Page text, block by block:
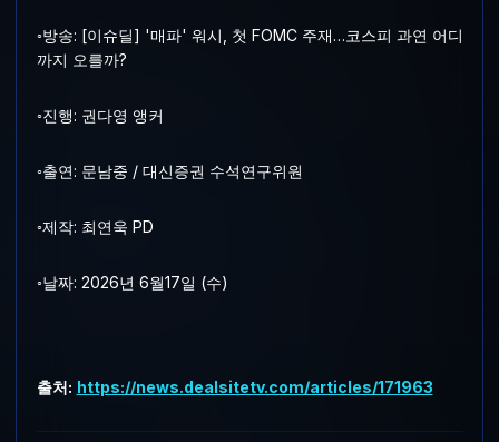
◦방송: [이슈딜] '매파' 워시, 첫 FOMC 주재…코스피 과연 어디
까지 오를까?
◦진행: 권다영 앵커
◦출연: 문남중 / 대신증권 수석연구위원
◦제작: 최연욱 PD
◦날짜: 2026년 6월17일 (수)
출처: https://news.dealsitetv.com/articles/171963